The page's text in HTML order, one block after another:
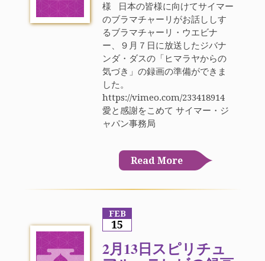
様 日本の皆様に向けてサイマー
のブラマチャーリがお話ししす
るブラマチャーリ・ウエビナ
ー、９月７日に放送したジバナ
ンダ・ダスの「ヒマラヤからの
気づき」の録画の準備ができま
した。
https://vimeo.com/233418914
愛と感謝をこめて サイマー・ジ
ャパン事務局
Read More
FEB
15
2月13日スピリチュ